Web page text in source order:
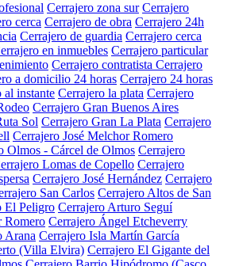
Cerrajero zona sur Cerrajero
cerca Cerrajero de obra Cerrajero 24h
Cerrajero de guardia Cerrajero cerca
en inmuebles Cerrajero particular
Cerrajero contratista Cerrajero
a domicilio 24 horas Cerrajero 24 horas
al instante Cerrajero la plata Cerrajero
Cerrajero Gran Buenos Aires
Sol Cerrajero Gran La Plata Cerrajero
Cerrajero José Melchor Romero
Olmos - Cárcel de Olmos Cerrajero
Lomas de Copello Cerrajero
Cerrajero José Hernández Cerrajero
San Carlos Cerrajero Altos de San
El Peligro Cerrajero Arturo Seguí
Romero Cerrajero Ángel Etcheverry
Arana Cerrajero Isla Martín García
(Villa Elvira) Cerrajero El Gigante del